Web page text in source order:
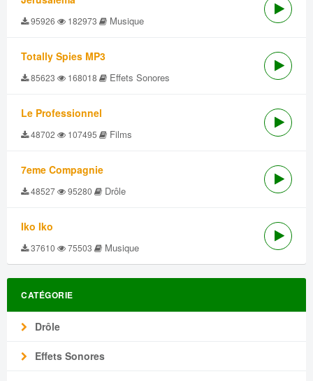
95926 182973 Musique
Totally Spies MP3
85623 168018 Effets Sonores
Le Professionnel
48702 107495 Films
7eme Compagnie
48527 95280 Drôle
Iko Iko
37610 75503 Musique
CATÉGORIE
Drôle
Effets Sonores